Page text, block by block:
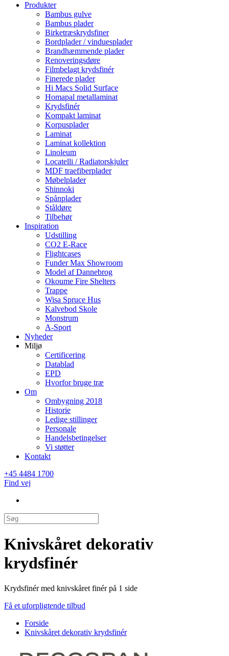
Produkter
Bambus gulve
Bambus plader
Birketræskrydsfiner
Bordplader / vinduesplader
Brandhæmmende plader
Renoveringsdøre
Filmbelagt krydsfinér
Finerede plader
Hi Macs Solid Surface
Homapal metallaminat
Krydsfinér
Kompakt laminat
Korpusplader
Laminat
Laminat kollektion
Linoleum
Locatelli / Radiatorskjuler
MDF traefiberplader
Møbelplader
Shinnoki
Spånplader
Ståldøre
Tilbehør
Inspiration
Udstilling
CO2 E-Race
Flightcases
Funder Max Showroom
Model af Dannebrog
Okoume Fire Shelters
Trappe
Wisa Spruce Hus
Kalvebod Skole
Monstrum
A-Sport
Nyheder
Miljø
Certificering
Datablad
EPD
Hvorfor bruge træ
Om
Ombygning 2018
Historie
Ledige stillinger
Personale
Handelsbetingelser
Vi støtter
Kontakt
+45 4484 1700
Find vej
Knivskåret dekorativ
krydsfinér
Krydsfinér med knivskåret finér på 1 side
Få et uforpligtende tilbud
Forside
Knivskåret dekorativ krydsfinér